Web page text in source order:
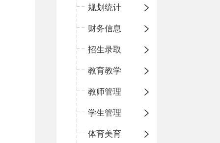
规划统计
财务信息
招生录取
教育教学
教师管理
学生管理
体育美育